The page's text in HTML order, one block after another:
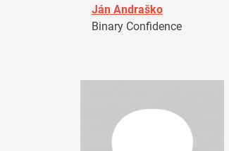
Ján Andraško
Binary Confidence